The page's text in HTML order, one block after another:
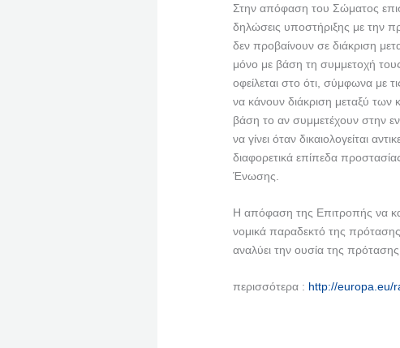
Στην απόφαση του Σώματος
δηλώσεις υποστήριξης με την
δεν προβαίνουν σε διάκριση
μόνο με βάση τη συμμετοχή
οφείλεται στο ότι, σύμφωνα με
να κάνουν διάκριση μεταξύ των
βάση το αν συμμετέχουν στην
να γίνει όταν δικαιολογείται
διαφορετικά επίπεδα
Ένωσης.
Η απόφαση της Επιτροπής να
νομικά παραδεκτό της
αναλύει την ουσία της πρότασης.
περισσότερα : http://europa.eu/